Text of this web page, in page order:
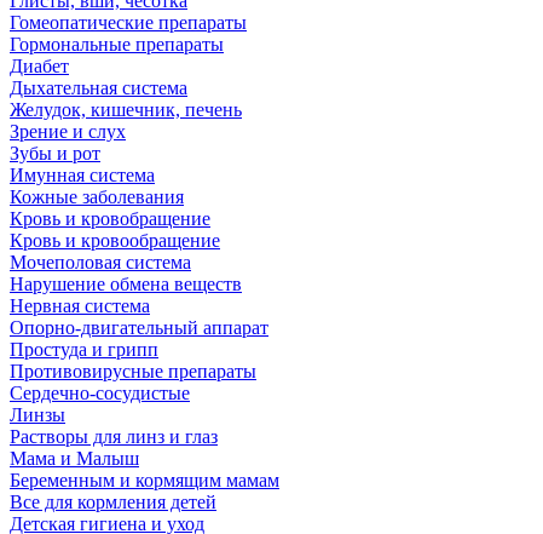
Гомеопатические препараты
Гормональные препараты
Диабет
Дыхательная система
Желудок, кишечник, печень
Зрение и слух
Зубы и рот
Имунная система
Кожные заболевания
Кровь и кровобращение
Кровь и кровообращение
Мочеполовая система
Нарушение обмена веществ
Нервная система
Опорно-двигательный аппарат
Простуда и грипп
Противовирусные препараты
Сердечно-сосудистые
Линзы
Растворы для линз и глаз
Мама и Малыш
Беременным и кормящим мамам
Все для кормления детей
Детская гигиена и уход